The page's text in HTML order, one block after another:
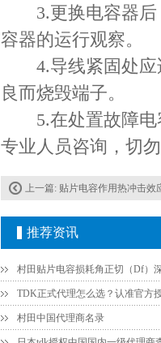
3.更换电容器后
容器的运行观察。
4.导线紧固处应
良而烧毁端子。
5.在处置故障电
专业人员咨询，切
上一篇: 贴片电容作用热冲击效应
推荐资讯
村田中国代理商名录